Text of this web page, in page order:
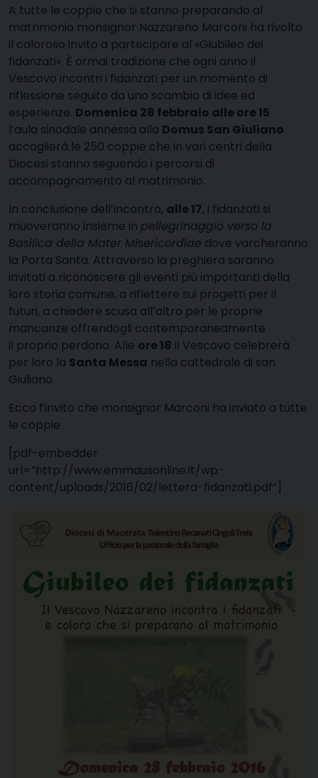
A tutte le coppie che si stanno preparando al
matrimonio monsignor Nazzareno Marconi ha rivolto
il caloroso invito a partecipare al «Giubileo dei
fidanzati». È ormai tradizione che ogni anno il
Vescovo incontri i fidanzati per un momento di
riflessione seguito da uno scambio di idee ed
esperienze. Domenica 28 febbraio alle ore 15
l’aula sinodale annessa alla Domus San Giuliano
accoglierà le 250 coppie che in vari centri della
Diocesi stanno seguendo i percorsi di
accompagnamento al matrimonio.
In conclusione dell’incontro, alle 17, i fidanzati si
muoveranno insieme in pellegrinaggio verso la
Basilica della Mater Misericordiae dove varcheranno
la Porta Santa. Attraverso la preghiera saranno
invitati a riconoscere gli eventi più importanti della
loro storia comune, a riflettere sui progetti per il
futuri, a chiedere scusa all’altro per le proprie
mancanze offrendogli contemporaneamente
il proprio perdono. Alle ore 18 il Vescovo celebrerà
per loro la Santa Messa nella cattedrale di san
Giuliano.
Ecco l’invito che monsignor Marconi ha inviato a tutte
le coppie
[pdf-embedder
url=”http://www.emmausonline.it/wp-
content/uploads/2016/02/lettera-fidanzati.pdf”]